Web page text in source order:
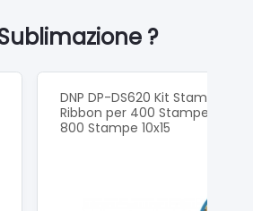
?
DNP DP-DS620 Kit Stampante
Ribbon per 400 Stampe 15x20
800 Stampe 10x15